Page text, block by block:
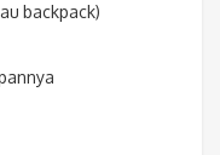
backpack)